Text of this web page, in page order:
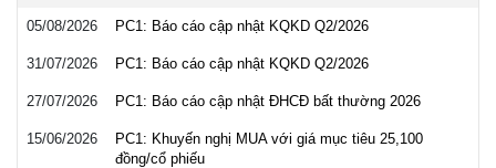
05/08/2026 PC1: Báo cáo cập nhật KQKD Q2/2026
31/07/2026 PC1: Báo cáo cập nhật KQKD Q2/2026
27/07/2026 PC1: Báo cáo cập nhật ĐHCĐ bất thường 2026
15/06/2026
PC1: Khuyến nghị MUA với giá mục tiêu 25,100
đồng/cổ phiếu